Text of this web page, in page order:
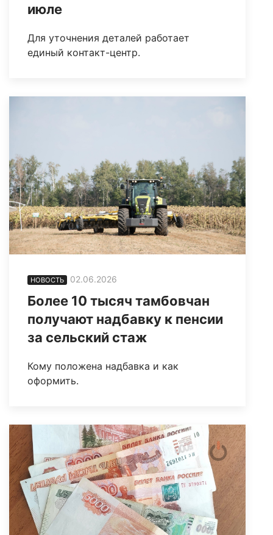
июле
Для уточнения деталей работает
единый контакт-центр.
НОВОСТЬ 02.06.2026
Более 10 тысяч тамбовчан
получают надбавку к пенсии
за сельский стаж
Кому положена надбавка и как
оформить.